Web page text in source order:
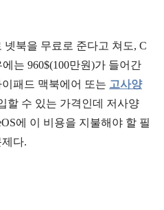
넷북을 무료로 준다고 쳐도, C
는 960$(100만원)가 들어간
패드 맥북에어 또는 고사양
할 수 있는 가격인데 저사양
에 이 비용을 지불해야 할 필
다.